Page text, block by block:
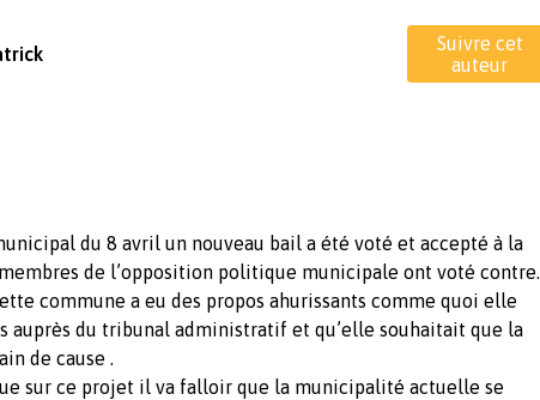
Suivre cet
auteur
du 8 avril un nouveau bail a été voté et accepté à la
de l’opposition politique municipale ont voté contre.
commune a eu des propos ahurissants comme quoi elle
auprès du tribunal administratif et qu’elle souhaitait que la
de cause .
sur ce projet il va falloir que la municipalité actuelle se